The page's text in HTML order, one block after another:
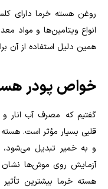
روغن هسته خرما دارای
انواع ویتامین‌ها و مواد
همین دلیل استفاده از آن
خواص پودر
گفتیم که مصرف آب انار
قلبی بسیار مؤثر است.
و به خمیر تبدیل می‌شود،
آزمایش روی موش‌ها نشان
هسته خرما بیشترین